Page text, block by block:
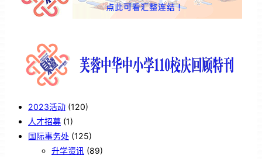
2023活动 (120)
人才招募 (1)
国际事务处 (125)
升学资讯 (89)